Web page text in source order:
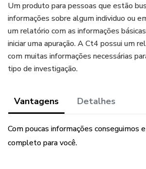
Um produto para pessoas que estão
informações sobre algum individuo ou
um relatório com as informações
iniciar uma apuração. A Ct4 possui um
com muitas informações necessárias
tipo de investigação.
Vantagens Detalhes
Com poucas informações conseguimos
completo para você.